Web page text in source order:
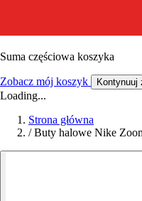
Suma częściowa koszyka
Zobacz mój koszyk Kontynuuj
Loading...
Strona główna
/ Buty halowe Nike